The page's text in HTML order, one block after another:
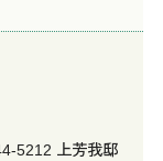
5212 上芳我邸